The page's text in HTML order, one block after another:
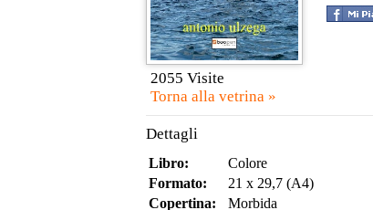
2055 Visite
Torna alla vetrina »
Dettagli
Libro:
Colore
Formato:
21 x 29,7 (A4)
Copertina:
Morbida